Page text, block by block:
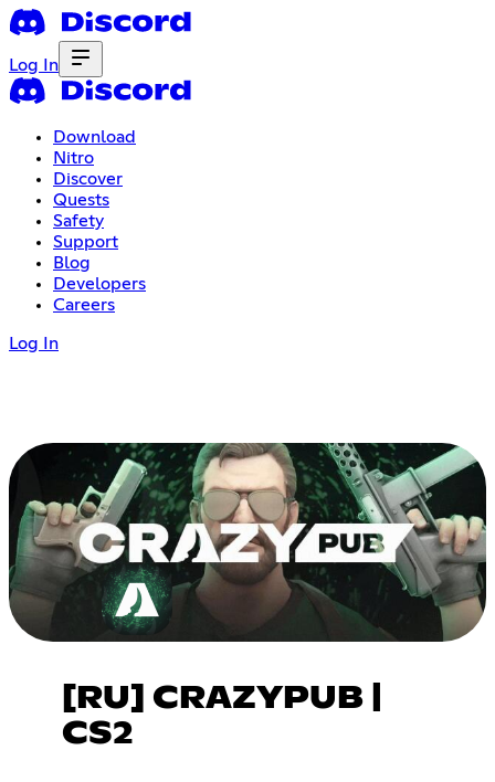
Log In
Download
Nitro
Discover
Quests
Safety
Support
Blog
Developers
Careers
Log In
[RU] CRAZYPUB |
CS2